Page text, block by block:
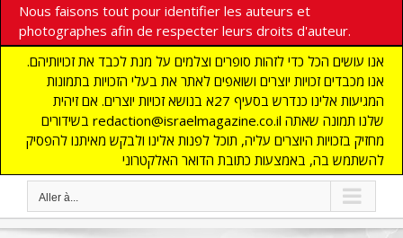
Nous faisons tout pour identifier les auteurs et
photographes afin de respecter leurs droits d'auteur.
אנו עושים הכל כדי לזהות סופרים וצלמים על מנת לכבד את זכויותיהם.
אנו מכבדים זכויות יוצרים ושואפים לאתר את בעלי הזכויות בתמונות
המגיעות אלינו כנדרש בסעיף 27א בנושא זכויות יוצרים. אם זיהית
בשידורים redaction@israelmagazine.co.il שלנו תמונה שאתה
מחזיק בזכויות היוצרים עליה, תוכל לפנות אלינו ולבקש מאיתנו להפסיק
להשתמש בה, באמצעות כתובת הדואר האלקטרוני
Aller à...